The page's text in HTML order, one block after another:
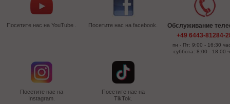
Посетите нас на YouTube . Посетите нас на facebook.
Посетите нас на
Instagram.
Посетите нас на
TikTok.
Обслуживание
+49 6443-81284-
пн - Пт: 9:00 - 16:30
суббота: 8:00 - 18:00